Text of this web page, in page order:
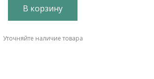
В корзину
Уточняйте наличие товара